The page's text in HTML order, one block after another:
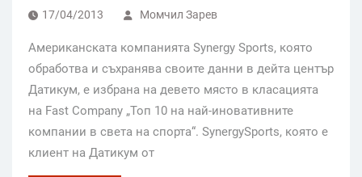
17/04/2013 Момчил Зарев
Американската компанията Synergy Sports, която
обработва и съхранява своите данни в дейта център
Датикум, е избрана на девето място в класацията
на Fast Company „Топ 10 на най-иновативните
компании в света на спорта“. SynergySports, която е
клиент на Датикум от